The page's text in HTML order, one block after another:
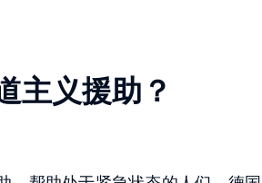
主义援助？